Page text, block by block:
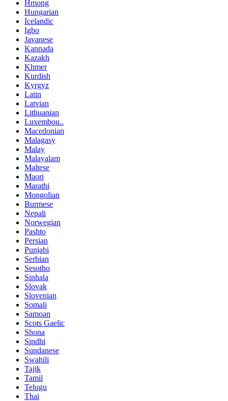
Hmong
Hungarian
Icelandic
Igbo
Javanese
Kannada
Kazakh
Khmer
Kurdish
Kyrgyz
Latin
Latvian
Lithuanian
Luxembou..
Macedonian
Malagasy
Malay
Malayalam
Maltese
Maori
Marathi
Mongolian
Burmese
Nepali
Norwegian
Pashto
Persian
Punjabi
Serbian
Sesotho
Sinhala
Slovak
Slovenian
Somali
Samoan
Scots Gaelic
Shona
Sindhi
Sundanese
Swahili
Tajik
Tamil
Telugu
Thai